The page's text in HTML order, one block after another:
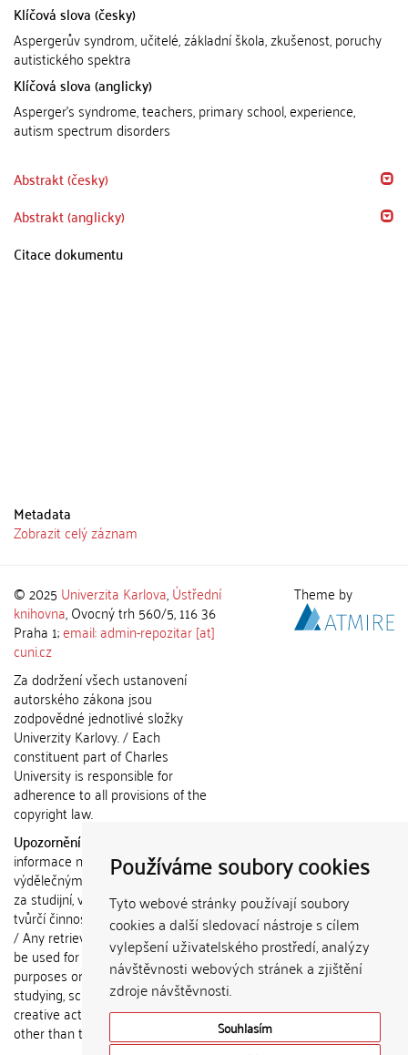
Používáme soubory cookies
Tyto webové stránky používají soubory
cookies a další sledovací nástroje s cílem
vylepšení uživatelského prostředí, analýzy
návštěvnosti webových stránek a zjištění
zdroje návštěvnosti.
Souhlasím
Klíčová slova (česky)
Aspergerův syndrom, učitelé, základní škola, zkušenost, poruchy
autistického spektra
Klíčová slova (anglicky)
Asperger's syndrome, teachers, primary school, experience,
autism spectrum disorders
Abstrakt (česky)
Abstrakt (anglicky)
Citace dokumentu
Metadata
Zobrazit celý záznam
© 2025 Univerzita Karlova,Ústřední
knihovna, Ovocný trh 560/5, 116 36
Praha 1;email: admin-repozitar [at]
cuni.cz
Za dodržení všech ustanovení
autorského zákona jsou
zodpovědné jednotlivé složky
Univerzity Karlovy. / Each
constituent part of Charles
University is responsible for
adherence to all provisions of the
copyright law.
Upozornění / Notice:
informace nemohou být použity k
výdělečným účelům nebo vydávány
za studijní, vědeckou nebo jinou
tvůrčí činnost jiné osoby než autora.
/ Any retrieved information shall not
be used for any commercial
purposes or claimed as results of
studying, scientific or any other
creative activities of any person
other than the author.
Theme by